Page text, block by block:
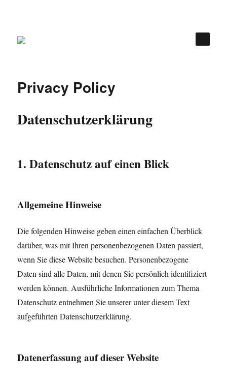
Privacy Policy
Datenschutz­erklärung
1. Datenschutz auf einen Blick
Allgemeine Hinweise
Die folgenden Hinweise geben einen einfachen Überblick
darüber, was mit Ihren personenbezogenen Daten passiert,
wenn Sie diese Website besuchen. Personenbezogene
Daten sind alle Daten, mit denen Sie persönlich identifiziert
werden können. Ausführliche Informationen zum Thema
Datenschutz entnehmen Sie unserer unter diesem Text
aufgeführten Datenschutzerklärung.
Datenerfassung auf dieser Website